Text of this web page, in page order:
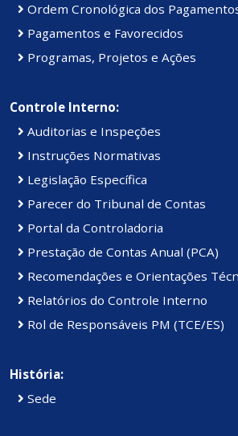
Ordem Cronológica dos
Pagamentos e Favorecidos
Programas, Projetos e Ações
Controle Interno:
Auditorias e Inspeções
Instruções Normativas
Legislação Específica
Parecer do Tribunal de Contas
Portal da Controladoria
Prestação de Contas Anual (PCA)
Recomendações e Orientações
Relatórios do Controle Interno
Rol de Responsáveis PM (TCE/ES)
História:
Sede